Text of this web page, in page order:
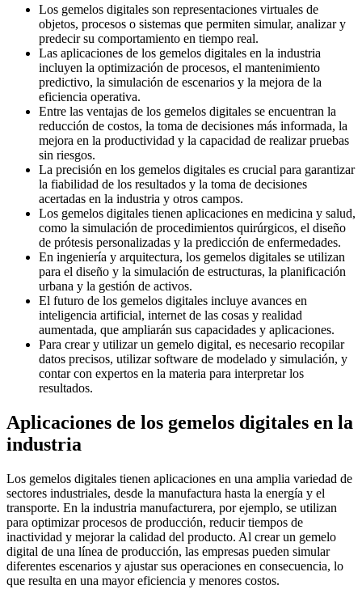
Los gemelos digitales son representaciones virtuales de
objetos, procesos o sistemas que permiten simular, analizar y
predecir su comportamiento en tiempo real.
Las aplicaciones de los gemelos digitales en la industria
incluyen la optimización de procesos, el mantenimiento
predictivo, la simulación de escenarios y la mejora de la
eficiencia operativa.
Entre las ventajas de los gemelos digitales se encuentran la
reducción de costos, la toma de decisiones más informada, la
mejora en la productividad y la capacidad de realizar pruebas
sin riesgos.
La precisión en los gemelos digitales es crucial para garantizar
la fiabilidad de los resultados y la toma de decisiones
acertadas en la industria y otros campos.
Los gemelos digitales tienen aplicaciones en medicina y salud,
como la simulación de procedimientos quirúrgicos, el diseño
de prótesis personalizadas y la predicción de enfermedades.
En ingeniería y arquitectura, los gemelos digitales se utilizan
para el diseño y la simulación de estructuras, la planificación
urbana y la gestión de activos.
El futuro de los gemelos digitales incluye avances en
inteligencia artificial, internet de las cosas y realidad
aumentada, que ampliarán sus capacidades y aplicaciones.
Para crear y utilizar un gemelo digital, es necesario recopilar
datos precisos, utilizar software de modelado y simulación, y
contar con expertos en la materia para interpretar los
resultados.
Aplicaciones de los gemelos digitales en la
industria
Los gemelos digitales tienen aplicaciones en una amplia variedad de
sectores industriales, desde la manufactura hasta la energía y el
transporte. En la industria manufacturera, por ejemplo, se utilizan
para optimizar procesos de producción, reducir tiempos de
inactividad y mejorar la calidad del producto. Al crear un gemelo
digital de una línea de producción, las empresas pueden simular
diferentes escenarios y ajustar sus operaciones en consecuencia, lo
que resulta en una mayor eficiencia y menores costos.